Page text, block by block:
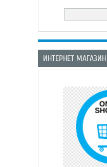
ИНТЕРНЕТ МАГАЗИН